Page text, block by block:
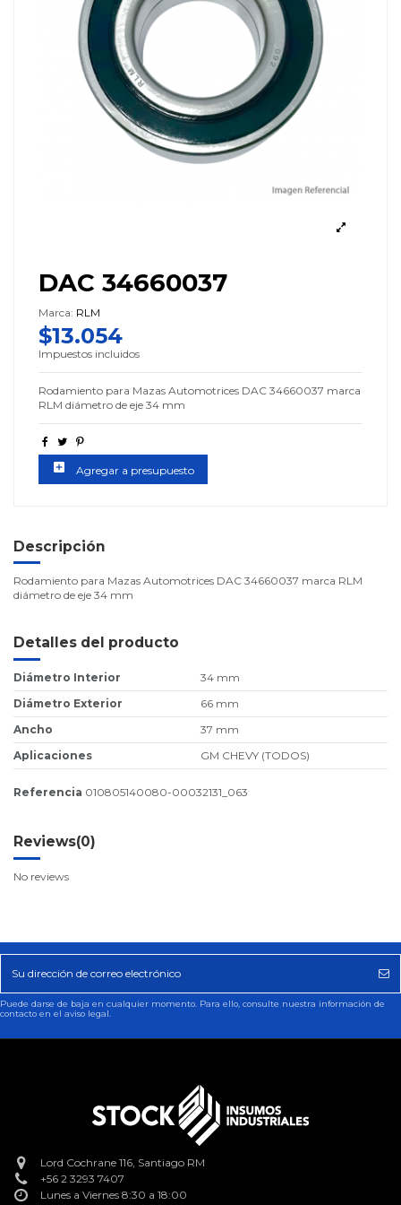
DAC 34660037
Marca: RLM
$13.054
Impuestos incluidos
Rodamiento para Mazas Automotrices DAC 34660037 marca
RLM diámetro de eje 34 mm
add_box Agregar a presupuesto
Descripción
Rodamiento para Mazas Automotrices DAC 34660037 marca RLM
diámetro de eje 34 mm
Detalles del producto
Diámetro Interior
34 mm
Diámetro Exterior
66 mm
Ancho
37 mm
Aplicaciones
GM CHEVY (TODOS)
Referencia 010805140080-00032131_063
Reviews(0)
No reviews
Puede darse de baja en cualquier momento. Para ello, consulte nuestra información de
contacto en el aviso legal.
Lord Cochrane 116, Santiago RM
+56 2 3293 7407
Lunes a Viernes 8:30 a 18:00